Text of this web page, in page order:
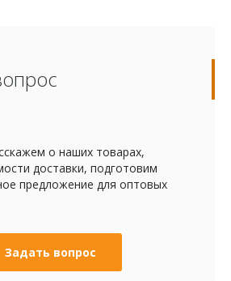
о наших товарах,
доставки, подготовим
предложение для оптовых
Задать вопрос